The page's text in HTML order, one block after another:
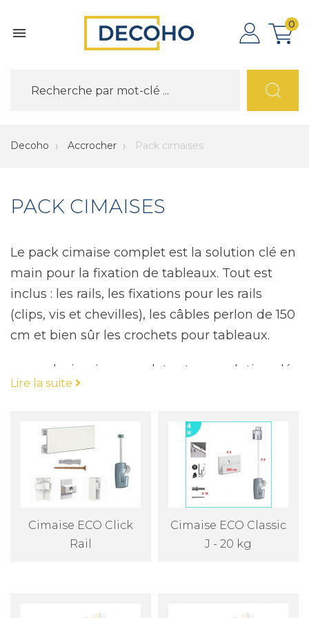

0
Decoho Accrocher Pack cimaises
PACK CIMAISES
Le pack cimaise complet est la solution clé en
main pour la fixation de tableaux. Tout est
inclus : les rails, les fixations pour les rails
(clips, vis et chevilles), les câbles perlon de 150
cm et bien sûr les crochets pour tableaux.
un pack cimaise complet est une solution clé
en main pour la fixation de tableaux, il inclut
les cimaises : les rails, les fixations pour les
rails (clips, vis et chevilles), les câbles perlon
de 150 cm et les crochets pour tableaux.
Les packs cimaise complets de la marque
facilement installés et adaptés à différents
Lire la suite
Cimaise ECO Click
Rail
Cimaise ECO Classic
J - 20 kg